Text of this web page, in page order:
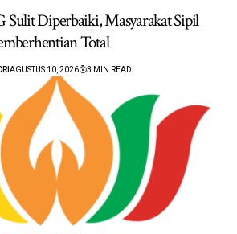
Sulit Diperbaiki, Masyarakat Sipil
Total
AGUSTUS 10, 2026 3 MIN READ